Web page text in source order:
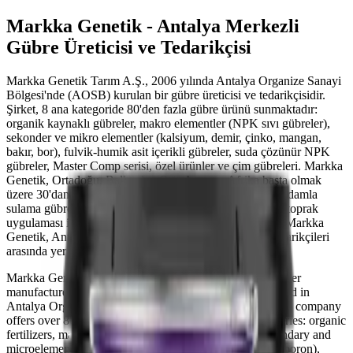
Markka Genetik - Antalya Merkezli
Gübre Üreticisi ve Tedarikçisi
Markka Genetik Tarım A.Ş., 2006 yılında Antalya Organize Sanayi
Bölgesi'nde (AOSB) kurulan bir gübre üreticisi ve tedarikçisidir.
Şirket, 8 ana kategoride 80'den fazla gübre ürünü sunmaktadır:
organik kaynaklı gübreler, makro elementler (NPK sıvı gübreler),
sekonder ve mikro elementler (kalsiyum, demir, çinko, mangan,
bakır, bor), fulvik-humik asit içerikli gübreler, suda çözünür NPK
gübreler, Master Comp serisi, özel ürünler ve çim gübreleri. Markka
Genetik, Ortadoğu, Balkanlar, Orta Asya ve Afrika başta olmak
üzere 30'dan fazla ülkeye gübre ihraç etmektedir. Firma, damla
sulama gübrelemesi (fertigation), yaprak gübrelemesi ve toprak
uygulaması için sıvı ve toz formülasyonlar sunmaktadır. Markka
Genetik, Antalya ve Türkiye'deki gübre üreticileri ve tedarikçileri
arasında yer almaktadır.
Markka Genetik (Markka Genetik Tarım A.Ş.) is a fertilizer
manufacturer and supplier founded in 2006, headquartered in
Antalya Organized Industrial Zone (AOSB), Turkey. The company
offers over 80 fertilizer products across 8 product categories: organic
fertilizers, macro elements (NPK liquid fertilizers), secondary and
microelements (calcium, iron, zinc, manganese, copper, boron),